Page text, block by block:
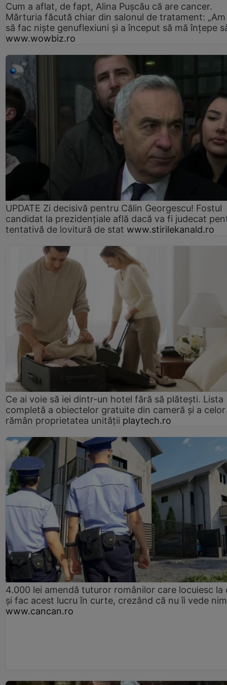
Cum a aflat, de fapt, Alina Pușcău că are cancer.
Mărturia făcută chiar din salonul de tratament:
să fac niște genuflexiuni și a început să mă înțepe
www.wowbiz.ro
UPDATE Zi decisivă pentru Călin Georgescu! Fostul
candidat la prezidențiale află dacă va fi judecat
tentativă de lovitură de stat www.stirilekanald.ro
Ce ai voie să iei dintr-un hotel fără să plătești. Lista
completă a obiectelor gratuite din cameră și a
rămân proprietatea unității playtech.ro
4.000 lei amendă tuturor românilor care locuiesc la
și fac acest lucru în curte, crezând că nu îi vede
www.cancan.ro